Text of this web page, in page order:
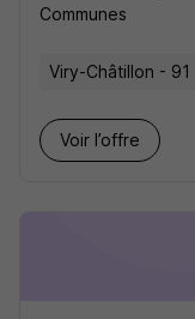
Communes
Viry-Châtillon - 91
Voir l’offre